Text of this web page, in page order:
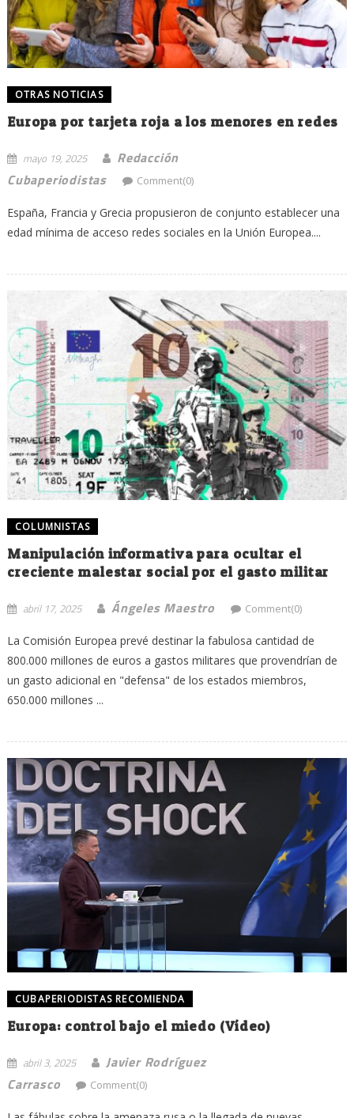
OTRAS NOTICIAS
Europa por tarjeta roja a los menores en redes
mayo 19, 2025
Redacción
Cubaperiodistas
Comment(0)
España, Francia y Grecia propusieron de conjunto establecer una
edad mínima de acceso redes sociales en la Unión Europea....
COLUMNISTAS
Manipulación informativa para ocultar el
creciente malestar social por el gasto militar
abril 17, 2025 Ángeles Maestro Comment(0)
La Comisión Europea prevé destinar la fabulosa cantidad de
800.000 millones de euros a gastos militares que provendrían de
un gasto adicional en "defensa" de los estados miembros,
650.000 millones ...
CUBAPERIODISTAS RECOMIENDA
Europa: control bajo el miedo (Vídeo)
abril 3, 2025
Javier Rodríguez
Carrasco
Comment(0)